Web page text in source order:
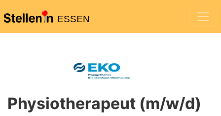
ESSEN
Physiotherapeut (m/w/d)